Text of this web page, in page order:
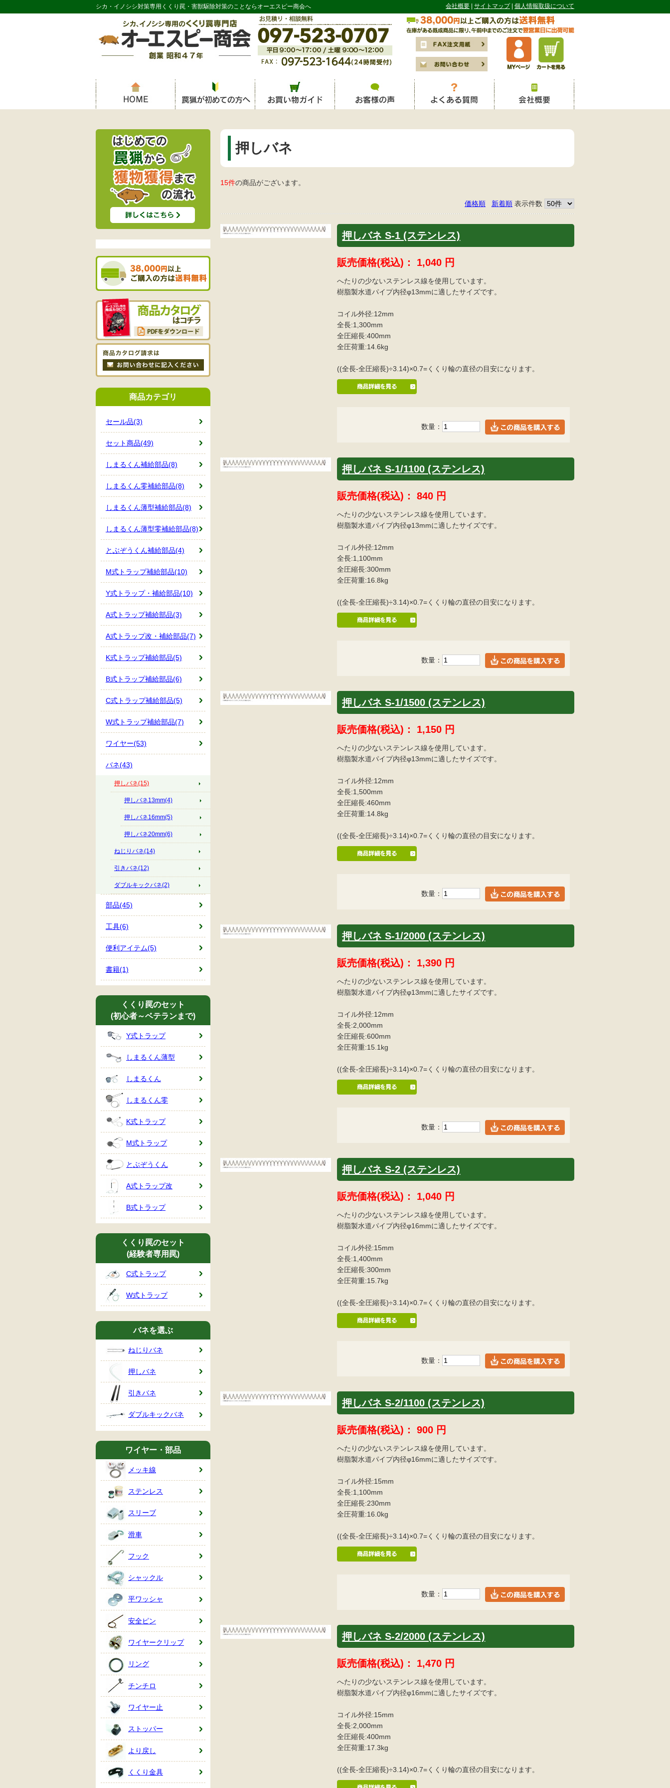
シカ・イノシシ対策専用くくり罠・害獣駆除対策のことならオーエスピー商会へ 会社概要 サイトマップ 個人情報取扱について
押しバネ
15件の商品がございます。
価格順 新着順 表示件数
押しバネ S-1 (ステンレス)
販売価格(税込)： 1,040 円
へたりの少ないステンレス線を使用しています。
樹脂製水道パイプ内径φ13mmに適したサイズです。
コイル外径:12mm
全長:1,300mm
全圧縮長:400mm
全圧荷重:14.6kg
((全長-全圧縮長)÷3.14)×0.7=くくり輪の直径の目安になります。
数量：
押しバネ S-1/1100 (ステンレス)
販売価格(税込)：840 円
へたりの少ないステンレス線を使用しています。
樹脂製水道パイプ内径φ13mmに適したサイズです。
コイル外径:12mm
全長:1,100mm
全圧縮長:300mm
全圧荷重:16.8kg
((全長-全圧縮長)÷3.14)×0.7=くくり輪の直径の目安になります。
数量：
押しバネ S-1/1500 (ステンレス)
販売価格(税込)： 1,150 円
へたりの少ないステンレス線を使用しています。
樹脂製水道パイプ内径φ13mmに適したサイズです。
コイル外径:12mm
全長:1,500mm
全圧縮長:460mm
全圧荷重:14.8kg
((全長-全圧縮長)÷3.14)×0.7=くくり輪の直径の目安になります。
数量：
押しバネ S-1/2000 (ステンレス)
販売価格(税込)： 1,390 円
へたりの少ないステンレス線を使用しています。
樹脂製水道パイプ内径φ13mmに適したサイズです。
コイル外径:12mm
全長:2,000mm
全圧縮長:600mm
全圧荷重:15.1kg
((全長-全圧縮長)÷3.14)×0.7=くくり輪の直径の目安になります。
数量：
押しバネ S-2 (ステンレス)
販売価格(税込)： 1,040 円
へたりの少ないステンレス線を使用しています。
樹脂製水道パイプ内径φ16mmに適したサイズです。
コイル外径:15mm
全長:1,400mm
全圧縮長:300mm
全圧荷重:15.7kg
((全長-全圧縮長)÷3.14)×0.7=くくり輪の直径の目安になります。
数量：
押しバネ S-2/1100 (ステンレス)
販売価格(税込)：900 円
へたりの少ないステンレス線を使用しています。
樹脂製水道パイプ内径φ16mmに適したサイズです。
コイル外径:15mm
全長:1,100mm
全圧縮長:230mm
全圧荷重:16.0kg
((全長-全圧縮長)÷3.14)×0.7=くくり輪の直径の目安になります。
数量：
押しバネ S-2/2000 (ステンレス)
販売価格(税込)： 1,470 円
へたりの少ないステンレス線を使用しています。
樹脂製水道パイプ内径φ16mmに適したサイズです。
コイル外径:15mm
全長:2,000mm
全圧縮長:400mm
全圧荷重:17.3kg
((全長-全圧縮長)÷3.14)×0.7=くくり輪の直径の目安になります。
商品カテゴリ
セール品(3)
セット商品(49)
しまるくん補給部品(8)
しまるくん零補給部品(8)
しまるくん薄型補給部品(8)
しまるくん薄型零補給部品(8)
とぶぞうくん補給部品(4)
M式トラップ補給部品(10)
Y式トラップ・補給部品(10)
A式トラップ補給部品(3)
A式トラップ改・補給部品(7)
K式トラップ補給部品(5)
B式トラップ補給部品(6)
C式トラップ補給部品(5)
W式トラップ補給部品(7)
ワイヤー(53)
バネ(43)
押しバネ(15)
押しバネ13mm(4)
押しバネ16mm(5)
押しバネ20mm(6)
ねじりバネ(14)
引きバネ(12)
ダブルキックバネ(2)
部品(45)
工具(6)
便利アイテム(5)
書籍(1)
くくり罠のセット
(初心者～ベテランまで)
Y式トラップ
しまるくん薄型
しまるくん
しまるくん零
K式トラップ
M式トラップ
とぶぞうくん
A式トラップ改
B式トラップ
くくり罠のセット
(経験者専用罠)
C式トラップ
W式トラップ
バネを選ぶ
ねじりバネ
押しバネ
引きバネ
ダブルキックバネ
ワイヤー・部品
メッキ線
ステンレス
スリーブ
滑車
フック
シャックル
平ワッシャ
安全ピン
ワイヤークリップ
リング
チンチロ
ワイヤー止
ストッパー
より戻し
くくり金具